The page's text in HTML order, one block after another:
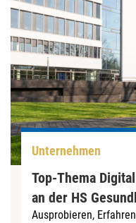
Unternehmen
Top-Thema
an der HS
Ausprobieren,